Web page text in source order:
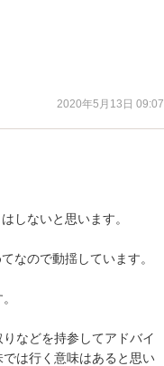
2020年5月13日 09:07
しないと思います。
なので動揺しています。
などを持参してアドバイ
は行く意味はあると思い